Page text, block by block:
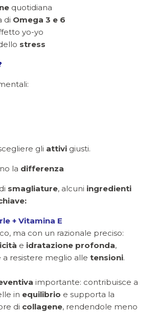
quotidiana
di Omega 3 e 6
yo-yo
stress
gli attivi giusti.
la differenza
smagliature, alcuni ingredienti
+ Vitamina E
ma con un razionale preciso:
e idratazione profonda,
resistere meglio alle tensioni.
importante: contribuisce a
in equilibrio e supporta la
di collagene, rendendole meno